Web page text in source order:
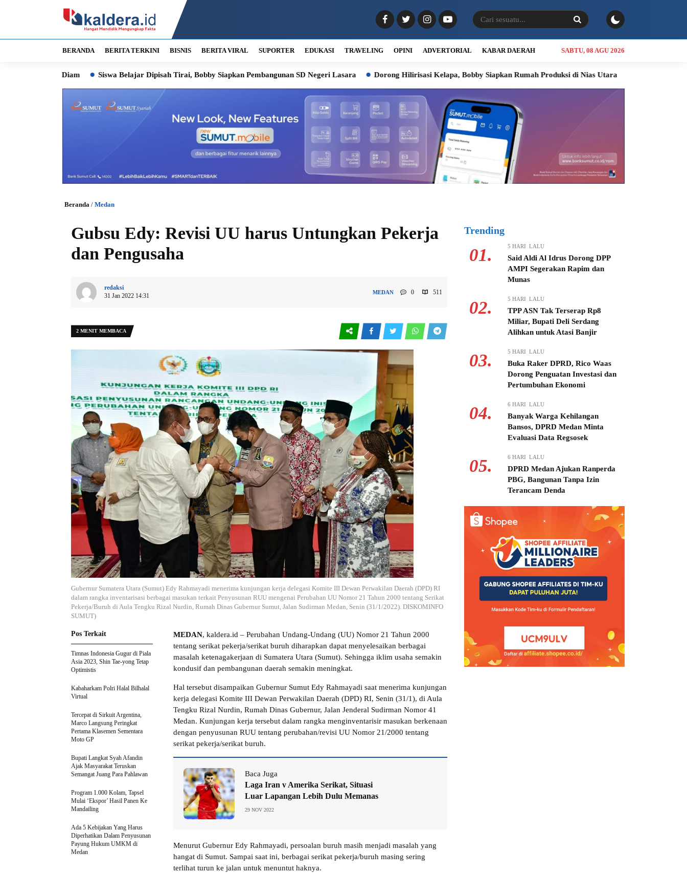
BERANDA BERITA TERKINI BISNIS BERITA VIRAL SUPORTER EDUKASI TRAVELING OPINI ADVERTORIAL KABAR DAERAH SABTU, 08 AGU 2026
Siswa Belajar Dipisah Tirai, Bobby Siapkan Pembangunan SD Negeri Lasara Dorong Hilirisasi Kelapa, Bobby Siapkan Rumah Produksi di Nias Utara INALUM Siapkan Program
Beranda / Medan
Gubsu Edy: Revisi UU harus Untungkan Pekerja
dan Pengusaha
redaksi
31 Jan 2022 14:31
MEDAN 0 511
2 MENIT MEMBACA
Gubernur Sumatera Utara (Sumut) Edy Rahmayadi menerima kunjungan kerja delegasi Komite III Dewan Perwakilan Daerah (DPD) RI
dalam rangka inventarisasi berbagai masukan terkait Penyusunan RUU mengenai Perubahan UU Nomor 21 Tahun 2000 tentang Serikat
Pekerja/Buruh di Aula Tengku Rizal Nurdin, Rumah Dinas Gubernur Sumut, Jalan Sudirman Medan, Senin (31/1/2022). DISKOMINFO
SUMUT)
MEDAN, kaldera.id – Perubahan Undang-Undang (UU) Nomor 21 Tahun 2000
tentang serikat pekerja/serikat buruh diharapkan dapat menyelesaikan berbagai
masalah ketenagakerjaan di Sumatera Utara (Sumut). Sehingga iklim usaha semakin
kondusif dan pembangunan daerah semakin meningkat.
Hal tersebut disampaikan Gubernur Sumut Edy Rahmayadi saat menerima kunjungan
kerja delegasi Komite III Dewan Perwakilan Daerah (DPD) RI, Senin (31/1), di Aula
Tengku Rizal Nurdin, Rumah Dinas Gubernur, Jalan Jenderal Sudirman Nomor 41
Medan. Kunjungan kerja tersebut dalam rangka menginventarisir masukan berkenaan
dengan penyusunan RUU tentang perubahan/revisi UU Nomor 21/2000 tentang
serikat pekerja/serikat buruh.
Baca Juga
Laga Iran v Amerika Serikat, Situasi
Luar Lapangan Lebih Dulu Memanas
29 NOV 2022
Menurut Gubernur Edy Rahmayadi, persoalan buruh masih menjadi masalah yang
hangat di Sumut. Sampai saat ini, berbagai serikat pekerja/buruh masing sering
terlihat turun ke jalan untuk menuntut haknya.
Pos Terkait
Timnas Indonesia Gugur di Piala
Asia 2023, Shin Tae-yong Tetap
Optimistis
Kabaharkam Polri Halal Bilhalal
Virtual
Tercepat di Sirkuit Argentina,
Marco Langsung Peringkat
Pertama Klasemen Sementara
Moto GP
Bupati Langkat Syah Afandin
Ajak Masyarakat Teruskan
Semangat Juang Para Pahlawan
Program 1.000 Kolam, Tapsel
Mulai ‘Ekspor’ Hasil Panen Ke
Mandailing
Ada 5 Kebijakan Yang Harus
Diperhatikan Dalam Penyusunan
Payung Hukum UMKM di
Medan
Trending
01. 5 HARI LALU
Said Aldi Al Idrus Dorong DPP
AMPI Segerakan Rapim dan
Munas
02. 5 HARI LALU
TPP ASN Tak Terserap Rp8
Miliar, Bupati Deli Serdang
Alihkan untuk Atasi Banjir
03. 5 HARI LALU
Buka Raker DPRD, Rico Waas
Dorong Penguatan Investasi dan
Pertumbuhan Ekonomi
04. 6 HARI LALU
Banyak Warga Kehilangan
Bansos, DPRD Medan Minta
Evaluasi Data Regsosek
05. 6 HARI LALU
DPRD Medan Ajukan Ranperda
PBG, Bangunan Tanpa Izin
Terancam Denda